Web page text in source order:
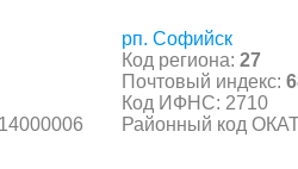
рп. Софийск
Код региона: 27
Почтовый индекс:
Код ИФНС: 2710
Районный код